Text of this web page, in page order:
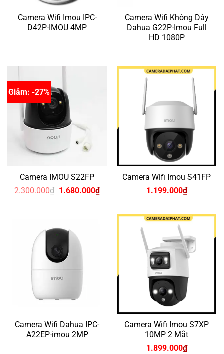
Camera Wifi Imou IPC-
D42P-IMOU 4MP
Camera Wifi Không Dây
Dahua G22P-Imou Full
HD 1080P
Giảm: -27%
Camera IMOU S22FP
2.300.000₫ Giá
1.680.000₫Giá
hiện
Camera Wifi Imou S41FP
1.199.000₫
Camera Wifi Dahua IPC-
A22EP-imou 2MP
Camera Wifi Imou S7XP
10MP 2 Mắt
1.899.000₫